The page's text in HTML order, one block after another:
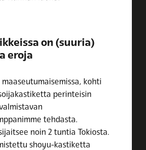
on (suuria)
eroja
kohti
perinteisin
tehdasta.
noin 2 tuntia Tokiosta.
shoyu-kastiketta